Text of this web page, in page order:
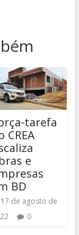
tarefa
CREA
e
BD
17 de agosto de
0